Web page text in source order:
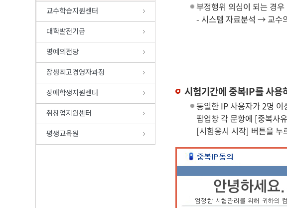
교수학습지원센터
대학발전기금
명예의전당
장생최고경영자과정
장애학생지원센터
취창업지원센터
평생교육원
부정행위 의심이 되는 경
- 시스템 자료분석 → 교수
시험기간에 중복IP를 사용
동일한 IP 사용자가 2명
팝업창 각 문항에 [중복사
[시험응시 시작] 버튼을 누